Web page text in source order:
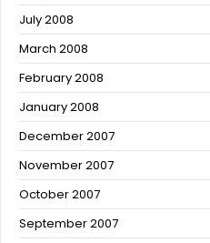
July 2008
March 2008
February 2008
January 2008
December 2007
November 2007
October 2007
September 2007